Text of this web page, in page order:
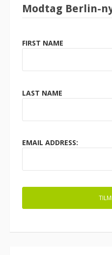
Modtag Berlin-
FIRST NAME
LAST NAME
EMAIL ADDRESS: